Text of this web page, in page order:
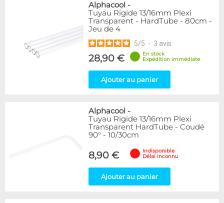
Alphacool -
Tuyau Rigide 13/16mm Plexi
Transparent - HardTube - 80cm -
Jeu de 4
5/5 - 3 avis
28,90 €
En stock
Expédition immédiate
Ajouter au panier
Alphacool -
Tuyau Rigide 13/16mm Plexi
Transparent HardTube - Coudé
90° - 10/30cm
8,90 €
Indisponible
Délai inconnu
Ajouter au panier